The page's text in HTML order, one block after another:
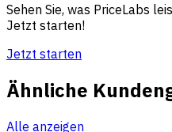
Sehen Sie, was PriceLabs
Jetzt starten!
Jetzt starten
Ähnliche
Alle anzeigen